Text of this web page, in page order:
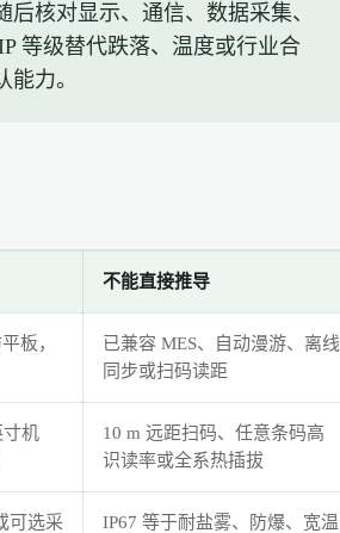
核对显示、通信、数据采集、
等级替代跌落、温度或行业合
力。
不能直接推导
板，
已兼容 MES、自动漫游、离线
同步或扫码读距
寸机
10 m 远距扫码、任意条码高
识读率或全系热插拔
可选采
IP67 等于耐盐雾、防爆、宽温